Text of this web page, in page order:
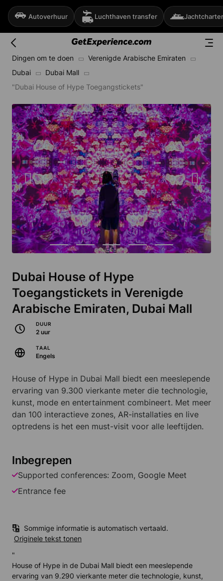
Autoverhuur Luchthaven transfer Jachtcharter
Dingen om te doen
Verenigde Arabische Emiraten
Dubai
Dubai Mall
"Dubai House of Hype Toegangstickets"
Dubai House of Hype
Toegangstickets in Verenigde
Arabische Emiraten, Dubai Mall
DUUR
2 uur
TAAL
Engels
House of Hype in Dubai Mall biedt een meeslepende
ervaring van 9.300 vierkante meter die technologie,
kunst, mode en entertainment combineert. Met meer
dan 100 interactieve zones, AR-installaties en live
optredens is het een must-visit voor alle leeftijden.
Inbegrepen
Supported conferences: Zoom, Google Meet
Entrance fee
Sommige informatie is automatisch vertaald.
Originele tekst tonen
"
House of Hype in de Dubai Mall biedt een meeslepende
ervaring van 9.290 vierkante meter die technologie, kunst,